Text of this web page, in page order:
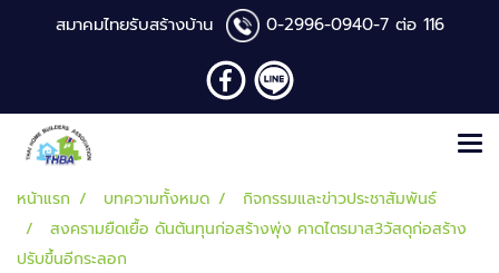
สมาคมไทยรับสร้างบ้าน 0-2996-0940-7 ต่อ 116
หน้าแรก บทความทั้งหมด
กิจกรรมและข่าวประชาสัมพันธ์
สงครามยืดเยื้อ ดันต้นทุนก่อสร้างพุ่ง คาดไตรมาส3วัสดุก่อสร้าง
ปรับขึ้นอีกระลอก